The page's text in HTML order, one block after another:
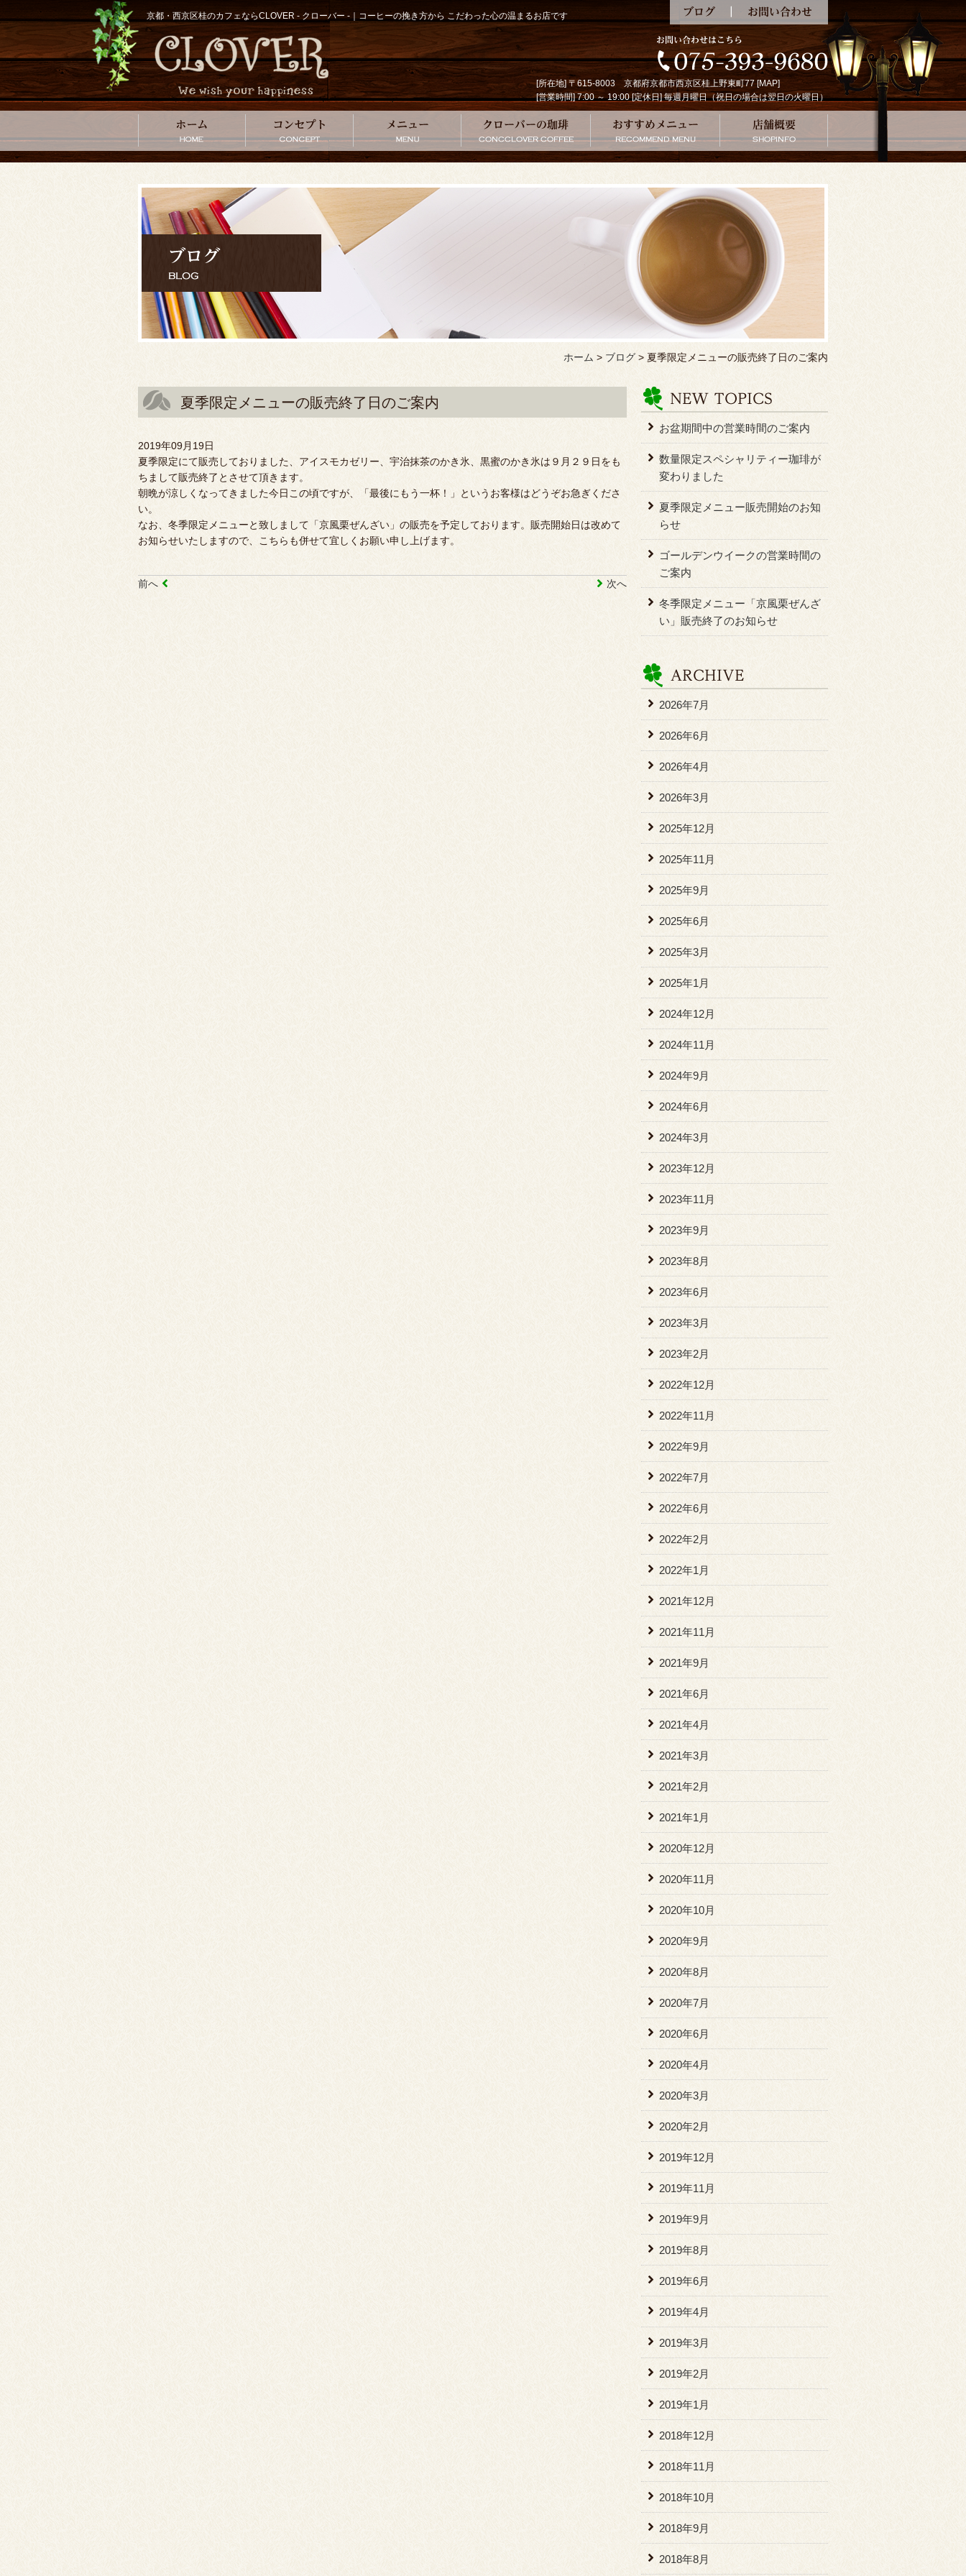
京都・西京区桂のカフェならCLOVER - クローバー -｜コーヒーの挽き方から こだわった心の温まるお店です
ブログ
[所在地] 〒615-8003 京都府京都市西京区桂上野東町77 [MAP]
[営業時間] 7:00 ～ 19:00 [定休日] 毎週月曜日（祝日の場合は翌日の火曜日）
コンセプト メニュー クローバーの珈琲 おすすめメニュー
ホーム > ブログ > 夏季限定メニューの販売終了日のご案内
夏季限定メニューの販売終了日のご案内
2019年09月19日
夏季限定にて販売しておりました、アイスモカゼリー、宇治抹茶のかき氷、黒蜜のかき氷は９月２９日をも
ちまして販売終了とさせて頂きます。
朝晩が涼しくなってきました今日この頃ですが、「最後にもう一杯！」というお客様はどうぞお急ぎくださ
い。
なお、冬季限定メニューと致しまして「京風栗ぜんざい」の販売を予定しております。販売開始日は改めて
お知らせいたしますので、こちらも併せて宜しくお願い申し上げます。
前へ 次へ
お盆期間中の営業時間のご案内
数量限定スペシャリティー珈琲が
変わりました
夏季限定メニュー販売開始のお知
らせ
ゴールデンウイークの営業時間の
ご案内
冬季限定メニュー「京風栗ぜんざ
い」販売終了のお知らせ
2026年7月
2026年6月
2026年4月
2026年3月
2025年12月
2025年11月
2025年9月
2025年6月
2025年3月
2025年1月
2024年12月
2024年11月
2024年9月
2024年6月
2024年3月
2023年12月
2023年11月
2023年9月
2023年8月
2023年6月
2023年3月
2023年2月
2022年12月
2022年11月
2022年9月
2022年7月
2022年6月
2022年2月
2022年1月
2021年12月
2021年11月
2021年9月
2021年6月
2021年4月
2021年3月
2021年2月
2021年1月
2020年12月
2020年11月
2020年10月
2020年9月
2020年8月
2020年7月
2020年6月
2020年4月
2020年3月
2020年2月
2019年12月
2019年11月
2019年9月
2019年8月
2019年6月
2019年4月
2019年3月
2019年2月
2019年1月
2018年12月
2018年11月
2018年10月
2018年9月
2018年8月